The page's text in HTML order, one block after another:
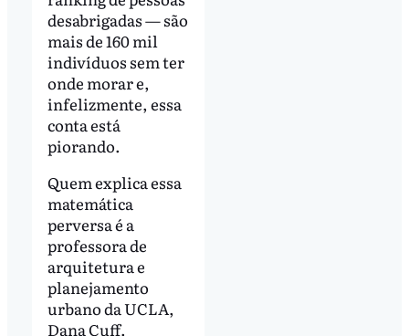
desabrigadas—são
mais de 160 mil
indivíduos sem ter
onde morar e,
infelizmente, essa
conta está
piorando.
Quem explica essa
matemática
perversa é a
professora de
arquitetura e
planejamento
urbano da UCLA,
Dana Cuff.